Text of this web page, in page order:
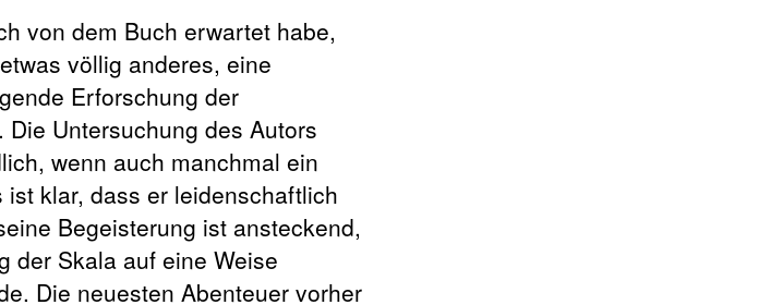
von dem Buch erwartet habe,
völlig anderes, eine
Erforschung der
Untersuchung des Autors
wenn auch manchmal ein
klar, dass er leidenschaftlich
Begeisterung ist ansteckend,
der Skala auf eine Weise
Die neuesten Abenteuer vorher